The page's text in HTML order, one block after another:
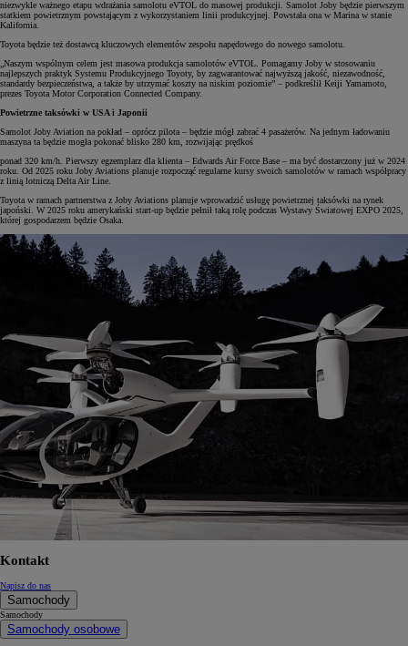
niezwykle ważnego etapu wdrażania samolotu eVTOL do masowej produkcji. Samolot Joby będzie pierwszym
statkiem powietrznym powstającym z wykorzystaniem linii produkcyjnej. Powstała ona w Marina w stanie
Kalifornia.
Toyota będzie też dostawcą kluczowych elementów zespołu napędowego do nowego samolotu.
„Naszym wspólnym celem jest masowa produkcja samolotów eVTOL. Pomagamy Joby w stosowaniu
najlepszych praktyk Systemu Produkcyjnego Toyoty, by zagwarantować najwyższą jakość, niezawodność,
standardy bezpieczeństwa, a także by utrzymać koszty na niskim poziomie” – podkreślił Keiji Yamamoto,
prezes Toyota Motor Corporation Connected Company.
Powietrzne taksówki w USA i Japonii
Samolot Joby Aviation na pokład – oprócz pilota – będzie mógł zabrać 4 pasażerów. Na jednym ładowaniu
maszyna ta będzie mogła pokonać blisko 280 km, rozwijając prędkoś
ponad 320 km/h. Pierwszy egzemplarz dla klienta – Edwards Air Force Base – ma być dostarczony już w 2024
roku. Od 2025 roku Joby Aviations planuje rozpocząć regularne kursy swoich samolotów w ramach współpracy
z linią lotniczą Delta Air Line.
Toyota w ramach partnerstwa z Joby Aviations planuje wprowadzić usługę powietrznej taksówki na rynek
japoński. W 2025 roku amerykański start-up będzie pełnił taką rolę podczas Wystawy Światowej EXPO 2025,
której gospodarzem będzie Osaka.
Kontakt
Napisz do nas
Samochody
Samochody
Samochody osobowe